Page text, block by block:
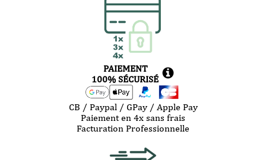
PAIEMENT
100% SÉCURISÉ
CB / Paypal / GPay / Apple Pay
Paiement en 4x sans frais
Facturation Professionnelle